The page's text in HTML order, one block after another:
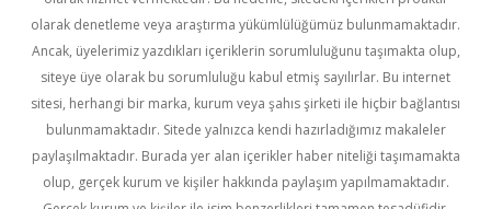
olarak denetleme veya araştırma yükümlülüğümüz bulunmamaktadır.
Ancak, üyelerimiz yazdıkları içeriklerin sorumluluğunu taşımakta olup,
siteye üye olarak bu sorumluluğu kabul etmiş sayılırlar. Bu internet
sitesi, herhangi bir marka, kurum veya şahıs şirketi ile hiçbir bağlantısı
bulunmamaktadır. Sitede yalnızca kendi hazırladığımız makaleler
paylaşılmaktadır. Burada yer alan içerikler haber niteliği taşımamakta
olup, gerçek kurum ve kişiler hakkında paylaşım yapılmamaktadır.